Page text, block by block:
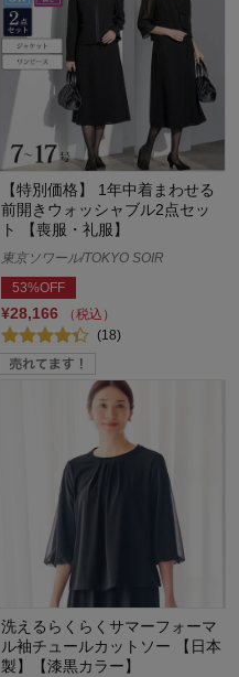
【特別価格】 1年中着まわせる
前開きウォッシャブル2点セッ
ト 【喪服・礼服】
東京ソワール/TOKYO SOIR
53%OFF
¥28,166
（税込）
(18)
洗えるらくらくサマーフォーマ
ル袖チュールカットソー 【日本
製】【漆黒カラー】